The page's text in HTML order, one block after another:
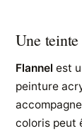
Une
Flannel est
peinture
coloris peut